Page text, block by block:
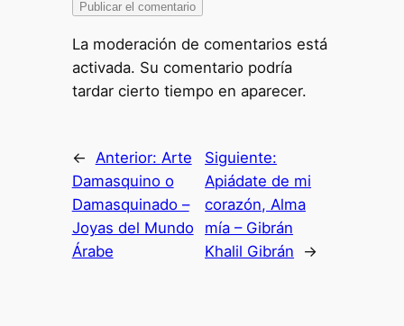
La moderación de comentarios está
activada. Su comentario podría
tardar cierto tiempo en aparecer.
← Anterior: Arte
Damasquino o
Damasquinado –
Joyas del Mundo
Árabe
Siguiente:
Apiádate de mi
corazón, Alma
mía – Gibrán
Khalil Gibrán
→